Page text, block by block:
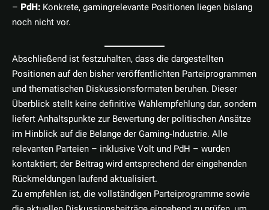
– PdH: Konkrete, gamingrelevante Positionen liegen bislang
noch nicht vor.
Abschließend ist festzuhalten, dass die dargestellten
Positionen auf den bisher veröffentlichten Parteiprogrammen
und thematischen Diskussionsformaten beruhen. Dieser
Überblick stellt keine definitive Wahlempfehlung dar, sondern
liefert Anhaltspunkte zur Bewertung der politischen Ansätze
im Hinblick auf die Belange der Gaming‑Industrie. Alle
relevanten Parteien – inklusive Volt und PdH – wurden
kontaktiert; der Beitrag wird entsprechend der eingehenden
Rückmeldungen laufend aktualisiert.
Zu empfehlen ist, die vollständigen Parteiprogramme sowie